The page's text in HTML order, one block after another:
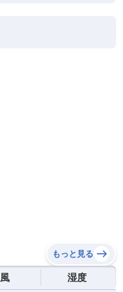
もっと見る
風 湿度